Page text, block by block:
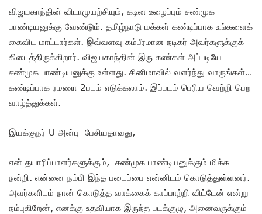
விஜயகாந்தின் விடாமுயற்சியும், கடின உழைப்பும் சண்முக
பாண்டியனுக்கு வேண்டும். தமிழ்நாடு மக்கள் கண்டிப்பாக உங்களைக்
கைவிட மாட்டார்கள். இவ்வளவு கம்பீரமான நடிகர் அவர்களுக்குக்
கிடைத்திருக்கிறார். விஜயகாந்தின் இரு கண்கள் அப்படியே
சண்முக பாண்டியனுக்கு உள்ளது. சினிமாவில் வளர்ந்து வாருங்கள்…
கண்டிப்பாக ரமணா 2படம் எடுக்கலாம். இப்படம் பெரிய வெற்றி பெற
வாழ்த்துக்கள்.
இயக்குநர் U அன்பு பேசியதாவது,
என் தயாரிப்பாளர்களுக்கும், சண்முக பாண்டியனுக்கும் மிக்க
நன்றி. என்னை நம்பி இந்த படைப்பை என்னிடம் கொடுத்துள்ளனர்.
அவர்களிடம் நான் கொடுத்த வாக்கைக் காப்பாற்றி விட்டேன் என்று
நம்புகிறேன், எனக்கு உதவியாக இருந்த படக்குழு, அனைவருக்கும்